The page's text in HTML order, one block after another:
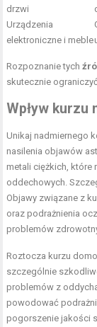
drzwi
Urządzenia
elektroniczne i meble
Rozpoznanie tych
skutecznie
Wpływ kurzu
Unikaj nadmiernego
nasilenia objawów
metali ciężkich, które
oddechowych.
Objawy związane z
oraz podrażnienia
problemów
Roztocza kurzu
szczególnie
problemów z
powodować
pogorszenie jakości